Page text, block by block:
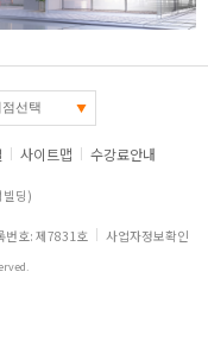
사이트맵 수강료안내
빌딩)
번호: 제7831호 사업자정보확인